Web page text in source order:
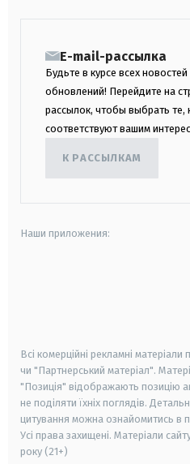
E-mail-рассылка
Будьте в курсе всех новостей
обновлений! Перейдите на
рассылок, чтобы выбрать те,
соответствуют вашим
К РАССЫЛКАМ
Наши приложения:
Всі комерційні рекламні
чи "Партнерський матеріал".
"Позиція" відображають позицію
не поділяти їхніх поглядів.
цитування можна ознайомитись в
Усі права захищені. Матеріали
року (21+)